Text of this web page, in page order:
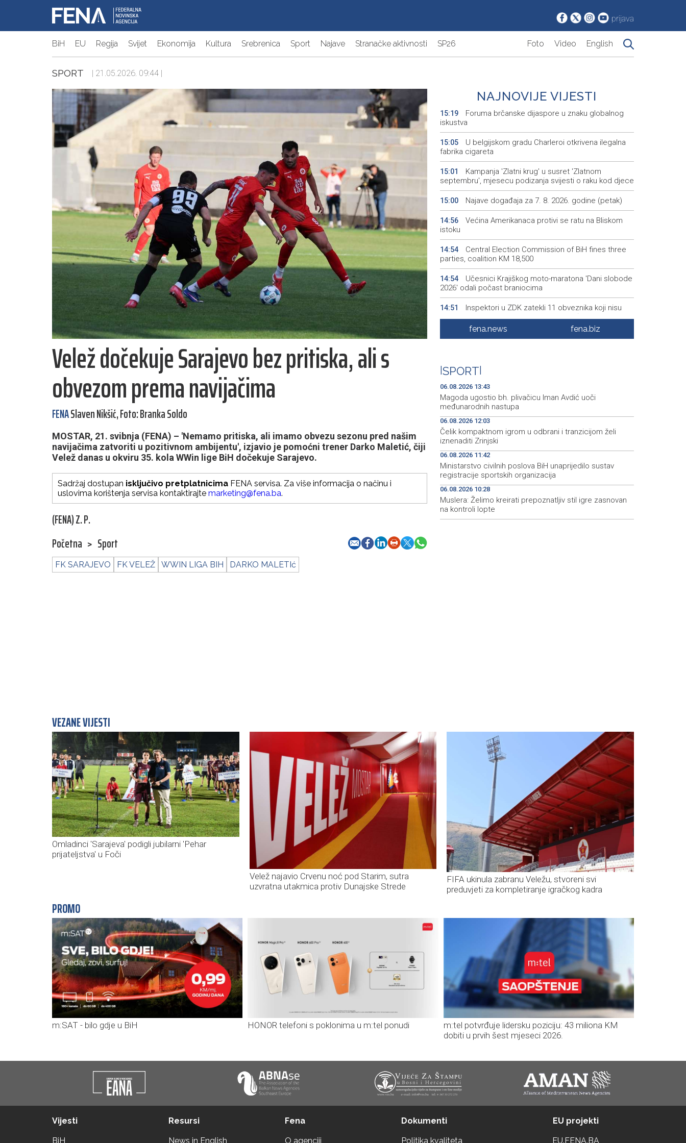
prijava
BiH EU Regija Svijet Ekonomija Kultura Srebrenica Sport Najave Stranačke aktivnosti SP26 Foto Video English
SPORT | 21.05.2026. 09:44 |
Velež dočekuje Sarajevo bez pritiska, ali s
obvezom prema navijačima
FENASlaven Nikšić, Foto: Branka Soldo
MOSTAR, 21. svibnja (FENA) – 'Nemamo pritiska, ali imamo obvezu sezonu pred našim
navijačima zatvoriti u pozitivnom ambijentu', izjavio je pomoćni trener Darko Maletić, čiji
Velež danas u okviru 35. kola WWin lige BiH dočekuje Sarajevo.
Sadržaj dostupan isključivo pretplatnicima FENA servisa. Za više informacija o načinu i
uslovima korištenja servisa kontaktirajte marketing@fena.ba.
(FENA) Z. P.
Početna > Sport
FK SARAJEVO FK VELEŽ WWIN LIGA BIH DARKO MALETIć
NAJNOVIJE VIJESTI
15:19
Foruma brčanske dijaspore u znaku globalnog
iskustva
15:05
U belgijskom gradu Charleroi otkrivena ilegalna
fabrika cigareta
15:01
Kampanja 'Zlatni krug' u susret 'Zlatnom
septembru', mjesecu podizanja svijesti o raku kod djece
15:00 Najave događaja za 7. 8. 2026. godine (petak)
14:56
Većina Amerikanaca protivi se ratu na Bliskom
istoku
14:54
Central Election Commission of BiH fines three
parties, coalition KM 18,500
14:54
Učesnici Krajiškog moto-maratona 'Dani slobode
2026' odali počast braniocima
14:51
Inspektori u ZDK zatekli 11 obveznika koji nisu
evidentirali promet putem fiskalnog uređaja
Na Sarajevskoj berzi današnji promet 114.853,85
14:48
Ovjera knjižica nije odobrovoljila zeničke rudare, u
jami 'Raspotočje' 11 ih protestira
fena.news fena.biz
SPORT
06.08.2026 13:43
Magoda ugostio bh. plivačicu Iman Avdić uoči
međunarodnih nastupa
06.08.2026 12:03
Čelik kompaktnom igrom u odbrani i tranzicijom želi
iznenaditi Zrinjski
06.08.2026 11:42
Ministarstvo civilnih poslova BiH unaprijedilo sustav
registracije sportskih organizacija
06.08.2026 10:28
Muslera: Želimo kreirati prepoznatljiv stil igre zasnovan
na kontroli lopte
VEZANE VIJESTI
Omladinci 'Sarajeva' podigli jubilarni 'Pehar
prijateljstva' u Foči
Velež najavio Crvenu noć pod Starim, sutra
uzvratna utakmica protiv Dunajske Strede
FIFA ukinula zabranu Veležu, stvoreni svi
preduvjeti za kompletiranje igračkog kadra
PROMO
m:SAT - bilo gdje u BiH HONOR telefoni s poklonima u m:tel ponudi
m:tel potvrđuje lidersku poziciju: 43 miliona KM
dobiti u prvih šest mjeseci 2026.
Vijesti
BiH
Resursi
News in English
Fena
O agenciji
Dokumenti
Politika kvaliteta
EU projekti
EU.FENA.BA